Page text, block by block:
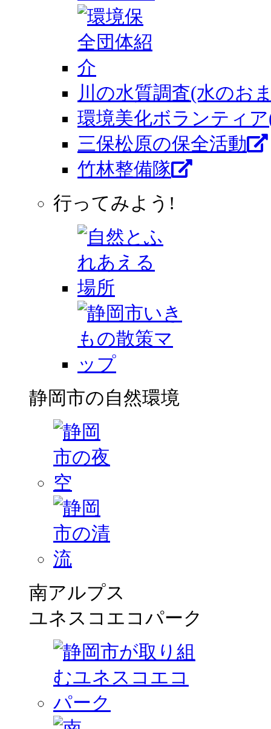
川の水質調査(水のお
環境美化ボランティ
三保松原の保全活動
竹林整備隊
行ってみよう!
静岡市の自然環境
南アルプス
ユネスコエコパーク